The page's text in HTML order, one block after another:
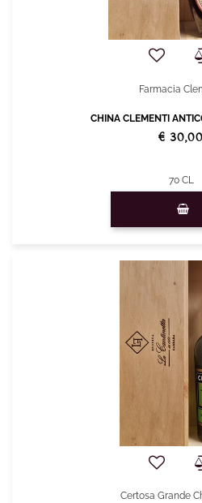
Farmacia
CHINA CLEMENTI
€ 30,00
70 CL
Certosa Grande